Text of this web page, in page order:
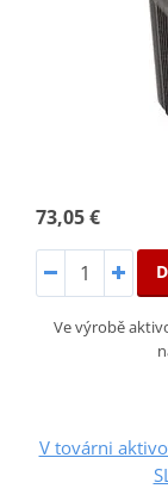
73,05 €
Ve výrobě
V továrni